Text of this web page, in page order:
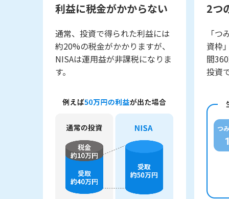
利益に税金がかからない
通常、投資で得られた利益には
約20%の税金がかかりますが、
NISAは運用益が非課税になりま
す。
2つ
「
資枠
間
投資